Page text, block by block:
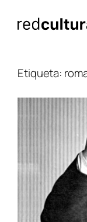
Etiqueta: